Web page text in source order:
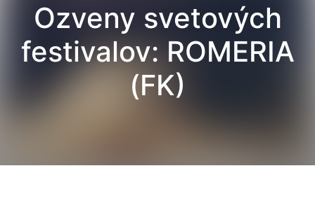
Ozveny svetových
festivalov: ROMERIA
(FK)